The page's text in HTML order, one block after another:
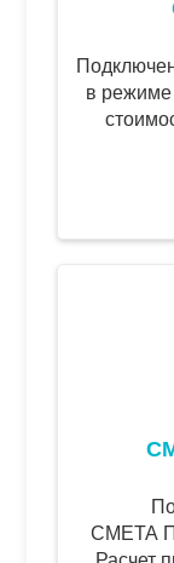
в
СМЕТА